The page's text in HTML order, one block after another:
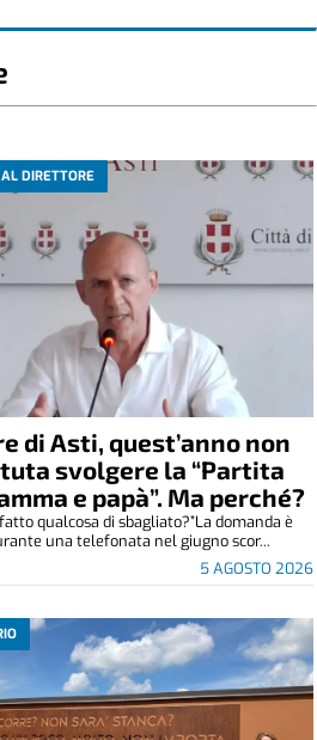
DIRETTORE
di Asti, quest’anno non
svolgere la “Partita
e papà”. Ma perché?
5 AGOSTO 2026
qualcosa di sbagliato?”La domanda è
una telefonata nel giugno scor...